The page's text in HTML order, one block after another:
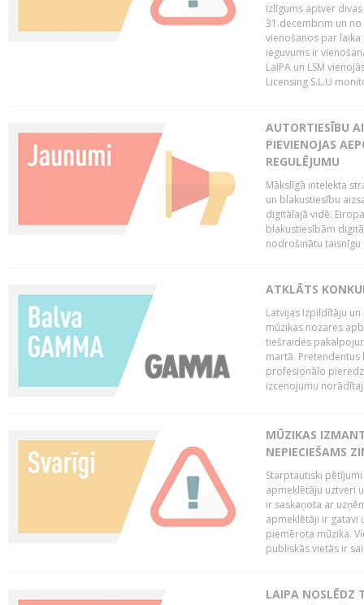
Izlīgums aptver
31.decembrim un no
vienošanos par
ieguvums ir
LaIPA un LSM
Licensing S.L.U
AUTORTIESĪBU
PIEVIENOJAS
REGULĒJUMU
Mākslīgā intelekta
un blakustiesību
digitālajā vidē.
blakustiesībām
nodrošinātu taisnīgu
ATKLĀTS
Latvijas Izpildītāju
mūzikas nozares
tiešraides
martā. Pretendentus
profesionālo
izcenojumu
MŪZIKAS
NEPIECIEŠAMS
Starptautiski
apmeklētāju uztveri
ir saskaņota ar
apmeklētāji ir gatavi
piemērota mūzika.
publiskās vietās ir
LAIPA NOSLĒDZ